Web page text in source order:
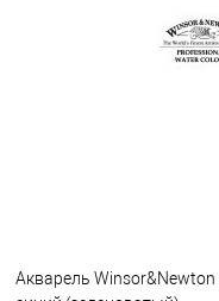
Акварель Winsor&Newton